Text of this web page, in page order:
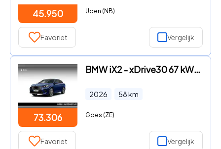
45.950 Uden (NB)
Favoriet Vergelijk
73.306
BMW iX2 - xDrive30 67 kWh M Sport Edition M Sportpakket Pro | Innovati
2026 58km
Goes (ZE)
Favoriet Vergelijk